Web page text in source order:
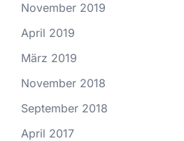
November 2019
April 2019
März 2019
November 2018
September 2018
April 2017